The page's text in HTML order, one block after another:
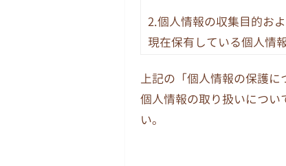
2.個人情報の収集目的お
現在保有している個人情
務、庶務および組織運営
3.個人情報の提供
上記の「個人情報の保護に
個人情報の取り扱いにつ
い。